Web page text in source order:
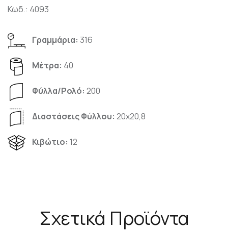
Κωδ.: 4093
Γραμμάρια: 316
Μέτρα: 40
Φύλλα/Pολό: 200
Διαστάσεις Φύλλου: 20x20,8
Κιβώτιο: 12
Σχετικά Προϊόντα